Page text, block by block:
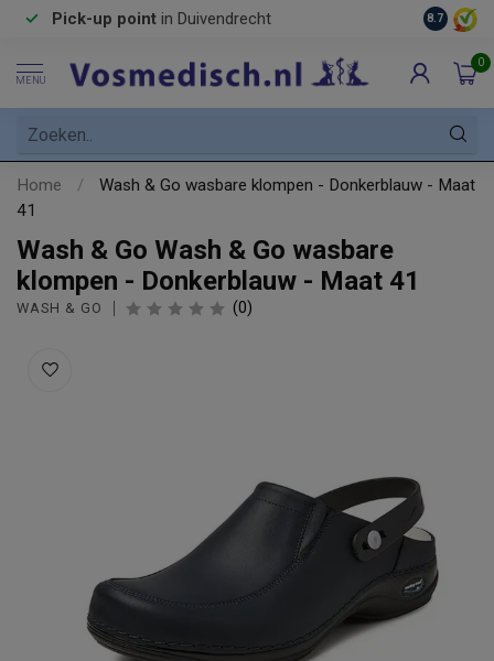
Pick-up point in Duivendrecht 8.7
MENU
0
Home /
Wash & Go wasbare klompen - Donkerblauw - Maat
41
Wash & Go Wash & Go wasbare
klompen - Donkerblauw - Maat 41
WASH & GO (0)